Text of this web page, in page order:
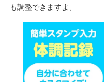
も調整できますよ。